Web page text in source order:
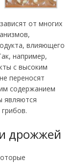
от многих
влияющего
например,
с высоким
переносят
содержанием
являются
дрожжей